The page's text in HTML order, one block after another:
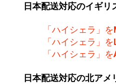
日本配送対応のイギリ
「ハイシェラ」を
「ハイシェラ」を
「ハイシェラ」を
日本配送対応の北アメ